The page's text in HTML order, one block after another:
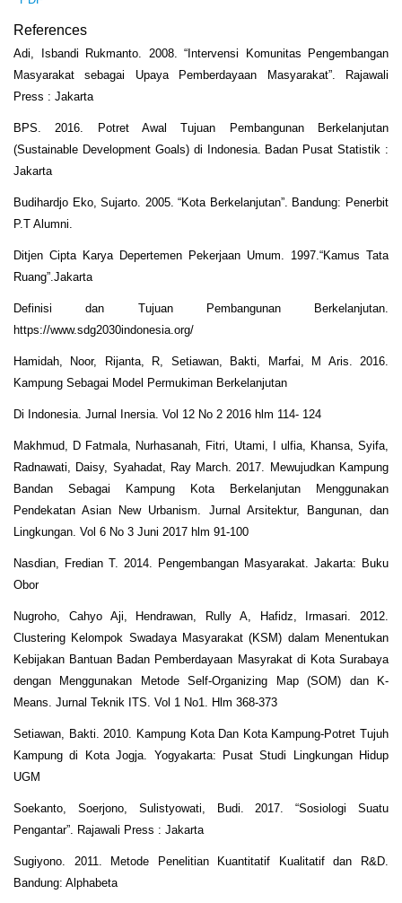
References
Adi, Isbandi Rukmanto. 2008. “Intervensi Komunitas Pengembangan
Masyarakat sebagai Upaya Pemberdayaan Masyarakat”. Rajawali
Press : Jakarta
BPS. 2016. Potret Awal Tujuan Pembangunan Berkelanjutan
(Sustainable Development Goals) di Indonesia. Badan Pusat Statistik :
Jakarta
Budihardjo Eko, Sujarto. 2005. “Kota Berkelanjutan”. Bandung: Penerbit
P.T Alumni.
Ditjen Cipta Karya Depertemen Pekerjaan Umum. 1997.“Kamus Tata
Ruang”.Jakarta
Definisi dan Tujuan Pembangunan Berkelanjutan.
https://www.sdg2030indonesia.org/
Hamidah, Noor, Rijanta, R, Setiawan, Bakti, Marfai, M Aris. 2016.
Kampung Sebagai Model Permukiman Berkelanjutan
Di Indonesia. Jurnal Inersia. Vol 12 No 2 2016 hlm 114- 124
Makhmud, D Fatmala, Nurhasanah, Fitri, Utami, I ulfia, Khansa, Syifa,
Radnawati, Daisy, Syahadat, Ray March. 2017. Mewujudkan Kampung
Bandan Sebagai Kampung Kota Berkelanjutan Menggunakan
Pendekatan Asian New Urbanism. Jurnal Arsitektur, Bangunan, dan
Lingkungan. Vol 6 No 3 Juni 2017 hlm 91-100
Nasdian, Fredian T. 2014. Pengembangan Masyarakat. Jakarta: Buku
Obor
Nugroho, Cahyo Aji, Hendrawan, Rully A, Hafidz, Irmasari. 2012.
Clustering Kelompok Swadaya Masyarakat (KSM) dalam Menentukan
Kebijakan Bantuan Badan Pemberdayaan Masyrakat di Kota Surabaya
dengan Menggunakan Metode Self-Organizing Map (SOM) dan K-
Means. Jurnal Teknik ITS. Vol 1 No1. Hlm 368-373
Setiawan, Bakti. 2010. Kampung Kota Dan Kota Kampung-Potret Tujuh
Kampung di Kota Jogja. Yogyakarta: Pusat Studi Lingkungan Hidup
UGM
Soekanto, Soerjono, Sulistyowati, Budi. 2017. “Sosiologi Suatu
Pengantar”. Rajawali Press : Jakarta
Sugiyono. 2011. Metode Penelitian Kuantitatif Kualitatif dan R&D.
Bandung: Alphabeta